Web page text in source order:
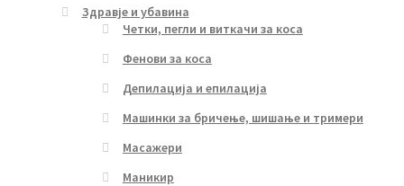
Здравје и убавина
Четки, пегли и виткачи за коса
Фенови за коса
Депилација и епилација
Машинки за бричење, шишање и тримери
Масажери
Маникир